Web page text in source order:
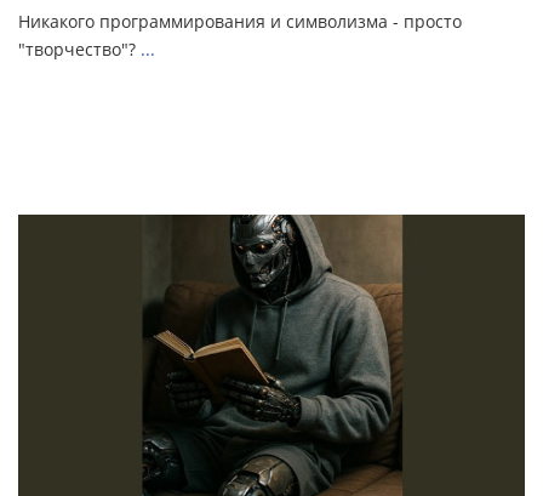
Никакого программирования и символизма - просто
"творчество"? ...